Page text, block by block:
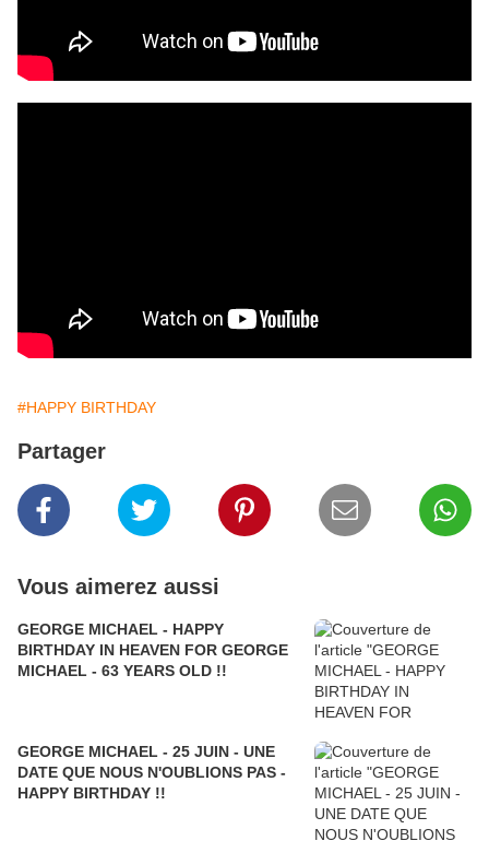
#HAPPY BIRTHDAY
Partager
Vous aimerez aussi
GEORGE MICHAEL - HAPPY
BIRTHDAY IN HEAVEN FOR GEORGE
MICHAEL - 63 YEARS OLD !!
GEORGE MICHAEL - 25 JUIN - UNE
DATE QUE NOUS N'OUBLIONS PAS -
HAPPY BIRTHDAY !!